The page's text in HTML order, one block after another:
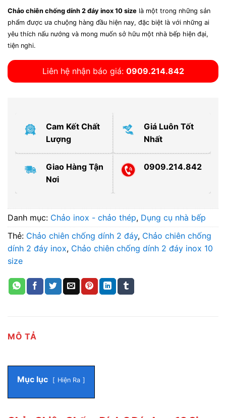
Chảo chiên chống dính 2 đáy inox 10 size là một trong những sản
phẩm được ưa chuộng hàng đầu hiện nay, đặc biệt là với những ai
yêu thích nấu nướng và mong muốn sở hữu một nhà bếp hiện đại,
tiện nghi.
Liên hệ nhận báo giá: 0909.214.842
Cam Kết Chất
Lượng
Giá Luôn Tốt
Nhất
Giao Hàng Tận
Nơi
0909.214.842
Danh mục: Chảo inox - chảo thép, Dụng cụ nhà bếp
Thẻ: Chảo chiên chống dính 2 đáy, Chảo chiên chống
dính 2 đáy inox, Chảo chiên chống dính 2 đáy inox 10
size
MÔ TẢ
Mục lục Hiện Ra